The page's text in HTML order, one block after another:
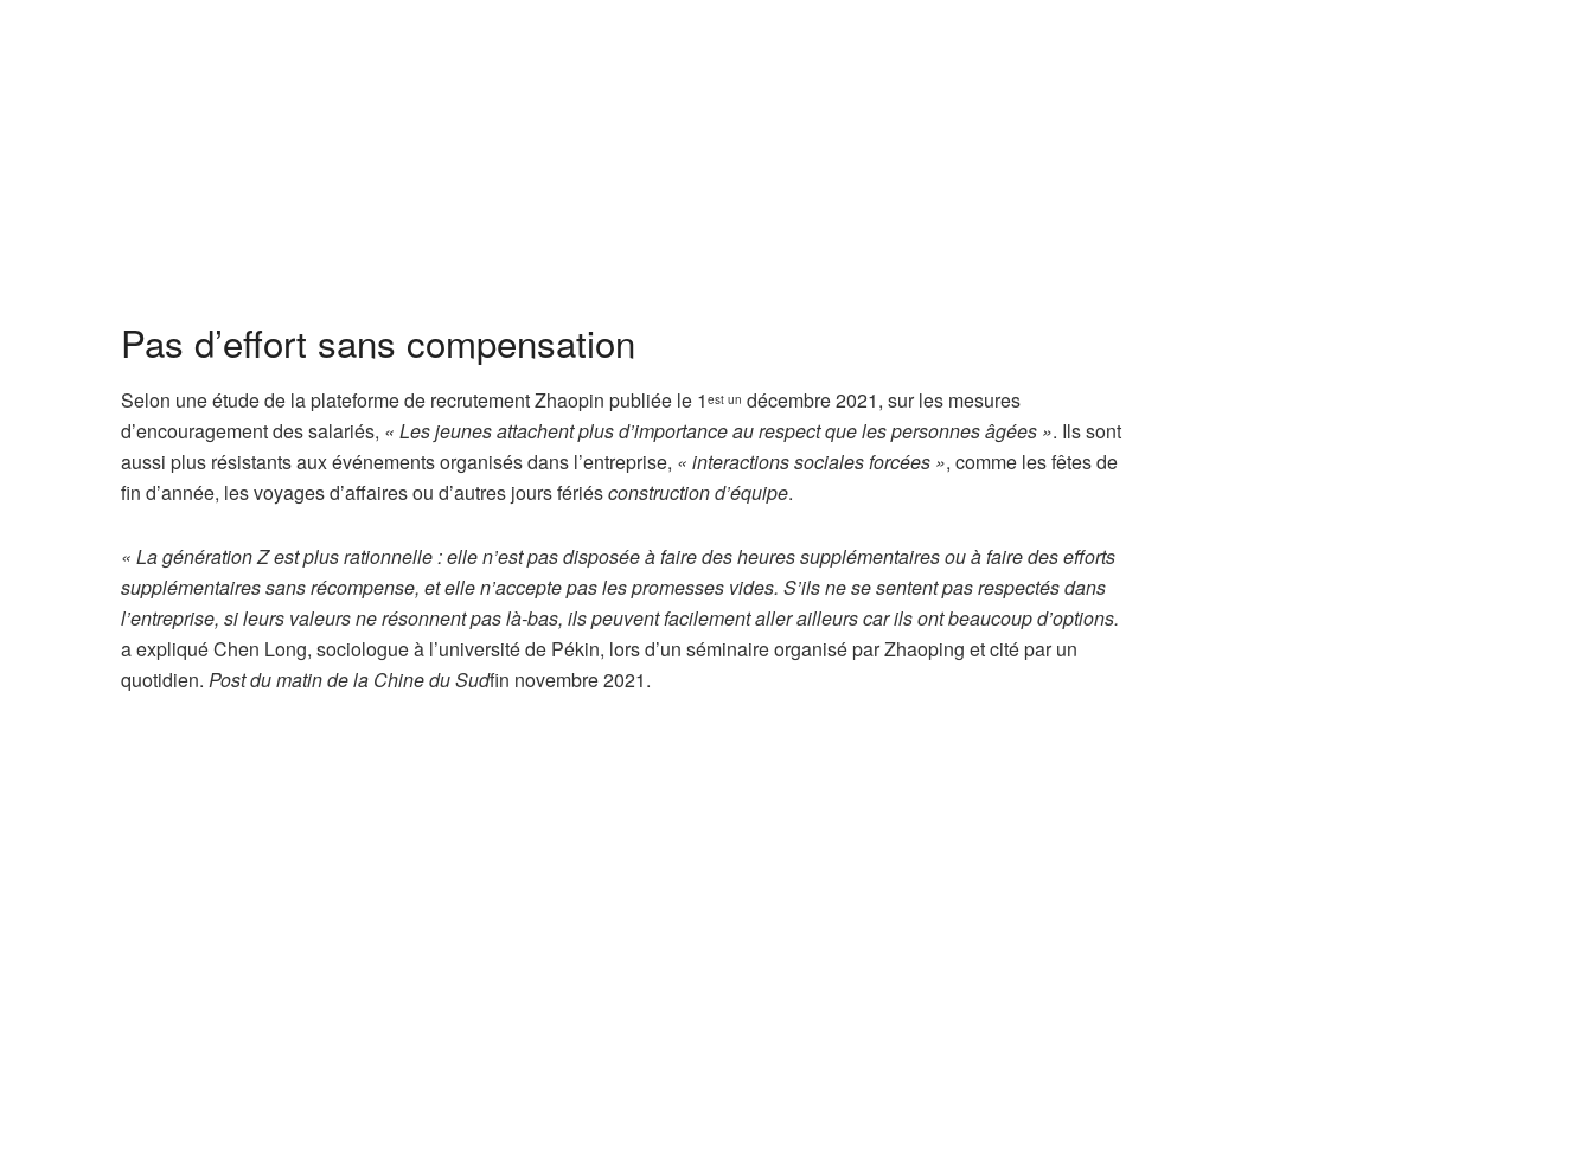
Pas d’effort sans compensation
Selon une étude de la plateforme de recrutement Zhaopin publiée le 1 est un décembre 2021, sur les mesures
d’encouragement des salariés, « Les jeunes attachent plus d’importance au respect que les personnes âgées ». Ils sont
aussi plus résistants aux événements organisés dans l’entreprise, « interactions sociales forcées », comme les fêtes de
fin d’année, les voyages d’affaires ou d’autres jours fériésconstruction d’équipe.
« La génération Z est plus rationnelle : elle n’est pas disposée à faire des heures supplémentaires ou à faire des efforts
supplémentaires sans récompense, et elle n’accepte pas les promesses vides. S’ils ne se sentent pas respectés dans
l’entreprise, si leurs valeurs ne résonnent pas là-bas, ils peuvent facilement aller ailleurs car ils ont beaucoup d’options.
a expliqué Chen Long, sociologue à l’université de Pékin, lors d’un séminaire organisé par Zhaoping et cité par un
quotidien. Post du matin de la Chine du Sudfin novembre 2021.